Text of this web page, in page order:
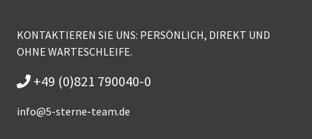
KONTAKTIEREN SIE UNS: PERSÖNLICH, DIREKT UND
OHNE WARTESCHLEIFE.
+49 (0)821 790040-0
info@5-sterne-team.de